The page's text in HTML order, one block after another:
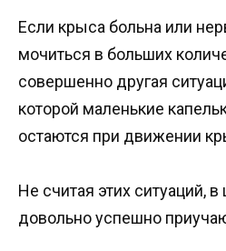
Если крыса больна или
мочиться в больших
совершенно другая
которой маленькие
остаются при движении
Не считая этих ситуаций,
довольно успешно